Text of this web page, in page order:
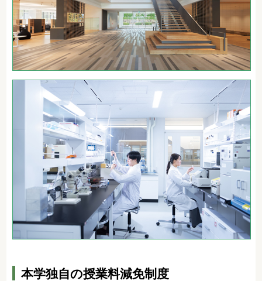
本学独自の授業料減免制度